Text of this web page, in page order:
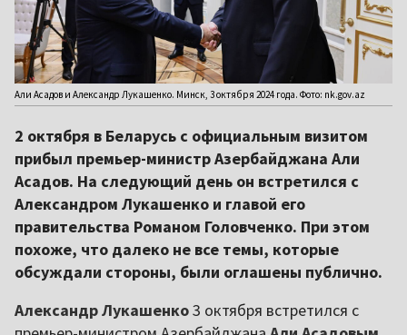
Али Асадов и Александр Лукашенко. Минск, 3 октября 2024 года. Фото: nk.gov.az
2 октября в Беларусь с официальным визитом
прибыл премьер-министр Азербайджана Али
Асадов. На следующий день он встретился с
Александром Лукашенко и главой его
правительства Романом Головченко. При этом
похоже, что далеко не все темы, которые
обсуждали стороны, были оглашены публично.
Александр Лукашенко3 октября встретился с